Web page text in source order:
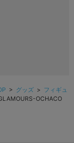
> グッズ > フィギュ
OCHACO